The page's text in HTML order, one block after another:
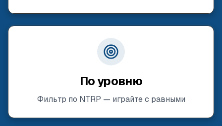
По уровню
Фильтр по NTRP — играйте с равными